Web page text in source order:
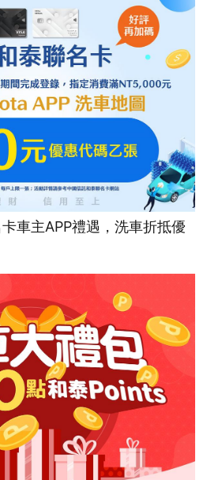
車主APP禮遇，洗車折抵優